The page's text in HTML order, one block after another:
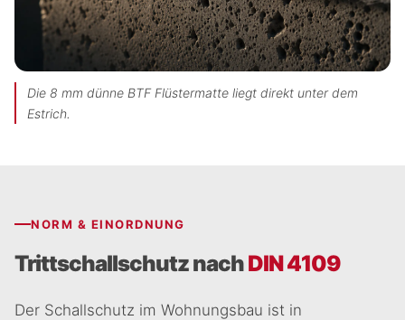
Die 8 mm dünne BTF Flüstermatte liegt direkt unter dem
Estrich.
NORM & EINORDNUNG
Trittschallschutz nachDIN 4109
Der Schallschutz im Wohnungsbau ist in